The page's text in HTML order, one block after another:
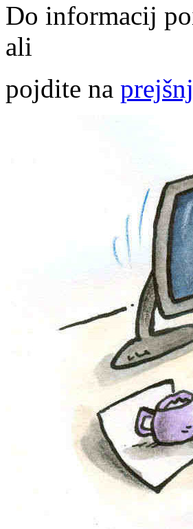
Do informacij
ali
pojdite na